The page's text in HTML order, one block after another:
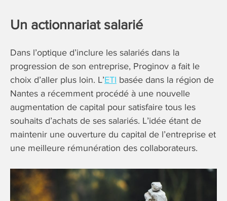
Un actionnariat salarié
Dans l’optique d’inclure les salariés dans la
progression de son entreprise, Proginov a fait le
choix d’aller plus loin. L’ETI basée dans la région de
Nantes a récemment procédé à une nouvelle
augmentation de capital pour satisfaire tous les
souhaits d’achats de ses salariés. L’idée étant de
maintenir une ouverture du capital de l’entreprise et
une meilleure rémunération des collaborateurs.